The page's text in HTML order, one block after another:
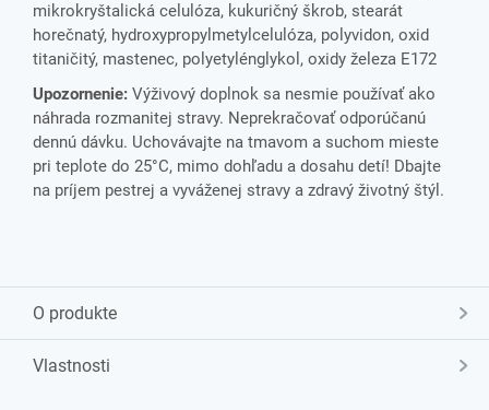
mikrokryštalická celulóza, kukuričný škrob, stearát
horečnatý, hydroxypropylmetylcelulóza, polyvidon, oxid
titaničitý, mastenec, polyetylénglykol, oxidy železa E172
Upozornenie: Výživový doplnok sa nesmie používať ako
náhrada rozmanitej stravy. Neprekračovať odporúčanú
dennú dávku. Uchovávajte na tmavom a suchom mieste
pri teplote do 25°C, mimo dohľadu a dosahu detí! Dbajte
na príjem pestrej a vyváženej stravy a zdravý životný štýl.
O produkte
Vlastnosti